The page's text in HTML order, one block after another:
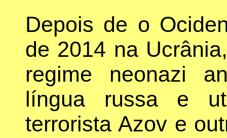
Depois de o
de 2014 na
regime neonazi
língua russa e
terrorista Azov e